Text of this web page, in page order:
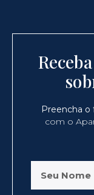
Preencha o
com o